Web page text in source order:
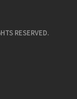
RESERVED.